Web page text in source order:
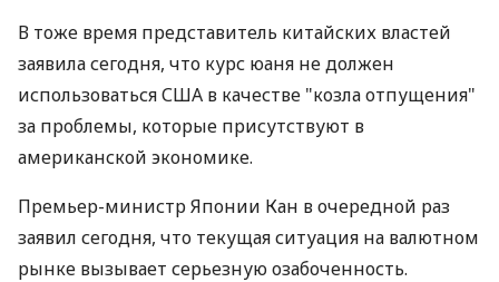
В тоже время представитель китайских властей
заявила сегодня, что курс юаня не должен
использоваться США в качестве "козла отпущения"
за проблемы, которые присутствуют в
американской экономике.
Премьер-министр Японии Кан в очередной раз
заявил сегодня, что текущая ситуация на валютном
рынке вызывает серьезную озабоченность.